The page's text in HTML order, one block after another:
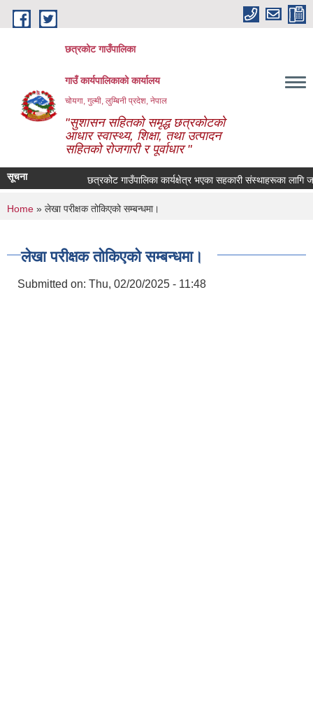
Skip to main content
छत्रकोट गाउँपालिका
गाउँ कार्यपालिकाको कार्यालय
चोयगा, गुल्मी, लुम्बिनी प्रदेश, नेपाल
"सुशासन सहितको समृद्ध छत्रकोटको
आधार स्वास्थ्य, शिक्षा, तथा उत्पादन
सहितको रोजगारी र पूर्वाधार "
सूचना छत्रकोट गाउँपालिका कार्यक्षेत्र भएका सहकारी संस्थाहरूका लागि
You are here
Home » लेखा परीक्षक तोकिएको सम्बन्धमा।
लेखा परीक्षक तोकिएको सम्बन्धमा।
Submitted on: Thu, 02/20/2025 - 11:48